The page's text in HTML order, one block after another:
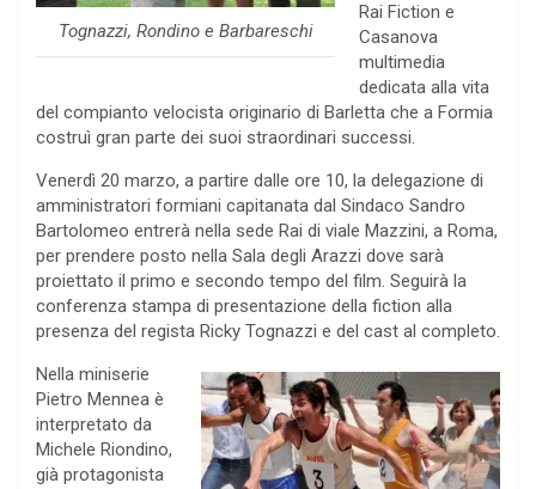
Tognazzi, Rondino e Barbareschi
Rai Fiction e
Casanova
multimedia
dedicata alla vita
del compianto velocista originario di Barletta che a Formia
costruì gran parte dei suoi straordinari successi.
Venerdì 20 marzo, a partire dalle ore 10, la delegazione di
amministratori formiani capitanata dal Sindaco Sandro
Bartolomeo entrerà nella sede Rai di viale Mazzini, a Roma,
per prendere posto nella Sala degli Arazzi dove sarà
proiettato il primo e secondo tempo del film. Seguirà la
conferenza stampa di presentazione della fiction alla
presenza del regista Ricky Tognazzi e del cast al completo.
Nella miniserie
Pietro Mennea è
interpretato da
Michele Riondino,
già protagonista